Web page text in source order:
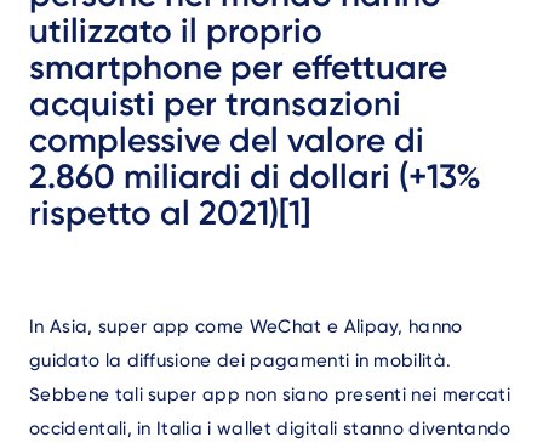
utilizzato il proprio
smartphone per effettuare
acquisti per transazioni
complessive del valore di
2.860 miliardi di dollari (+13%
rispetto al 2021)[1]
Text
In Asia, super app come WeChat e Alipay, hanno
guidato la diffusione dei pagamenti in mobilità.
Sebbene tali super app non siano presenti nei mercati
occidentali, in Italia i wallet digitali stanno diventando